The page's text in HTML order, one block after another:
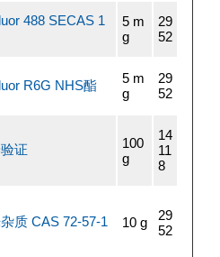
488 SECAS 1
5 m
g
29
52
R6G NHS酯
5 m
g
29
52
证
100
g
14
11
8
质 CAS 72-57-1 10 g
29
52